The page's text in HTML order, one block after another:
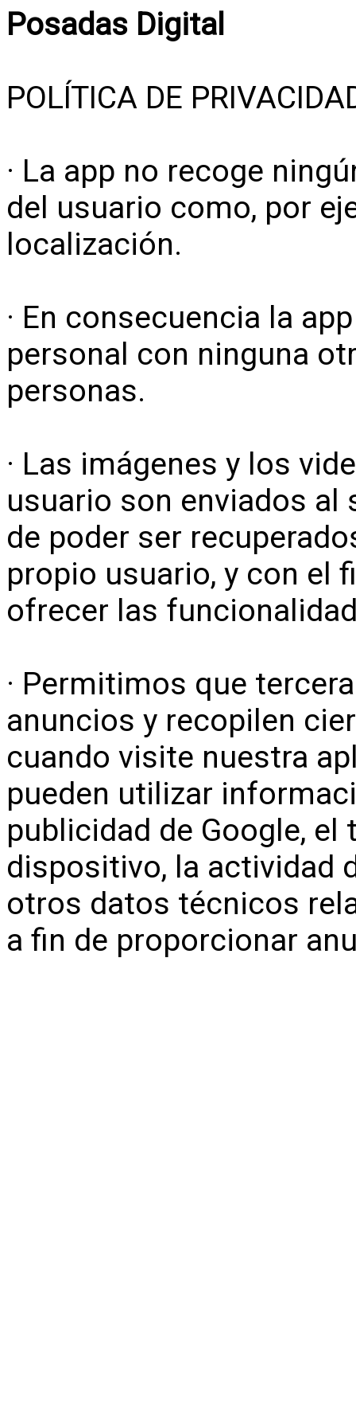
Posadas Digital
POLÍTICA DE
· La app no recoge
del usuario como, por
localización.
· En consecuencia la
personal con ninguna
personas.
· Las imágenes y los
usuario son enviados al
de poder ser
propio usuario, y con el
ofrecer las
· Permitimos que
anuncios y recopilen
cuando visite nuestra
pueden utilizar
publicidad de Google,
dispositivo, la actividad
otros datos técnicos
a fin de proporcionar